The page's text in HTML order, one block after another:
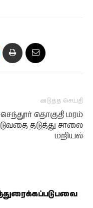
அடுத்த செய்தி
தொகுதி மரம்
தடுத்து சாலை
மறியல்